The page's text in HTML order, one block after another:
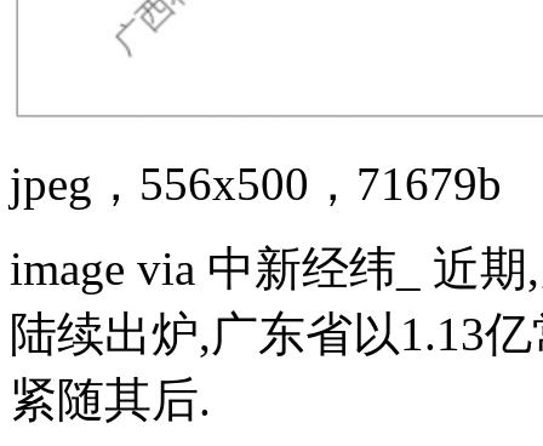
jpeg，556x500，71679b
image via 中新经纬_ 近
陆续出炉,广东省以1.13
紧随其后.